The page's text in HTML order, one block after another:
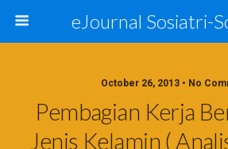
eJournal Sosiatri-
October 26, 2013 • No
Pembagian Kerja
Jenis Kelamin (